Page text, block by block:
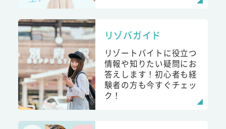
リゾバガイド
リゾートバイトに役立つ
情報や知りたい疑問にお
答えします！初心者も経
験者の方も今すぐチェッ
ク！